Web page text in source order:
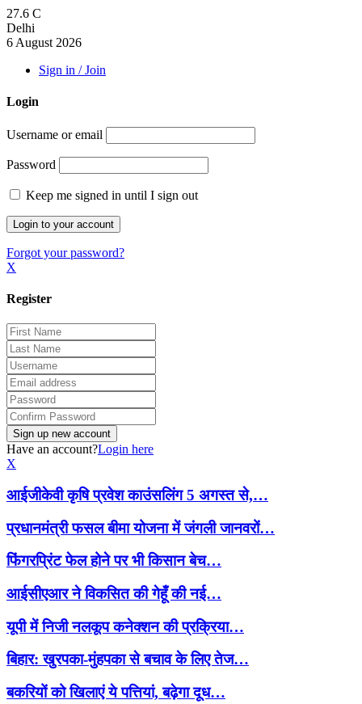
27.6 C
Delhi
6 August 2026
Sign in / Join
Login
Username or email
Password
Keep me signed in until I sign out
Forgot your password?
X
Register
Have an account?Login here
X
आईजीकेवी कृषि प्रवेश काउंसलिंग 5 अगस्त से,…
प्रधानमंत्री फसल बीमा योजना में जंगली जानवरों…
फिंगरप्रिंट फेल होने पर भी किसान बेच…
आईसीएआर ने विकसित की गेहूँ की नई…
यूपी में निजी नलकूप कनेक्शन की प्रक्रिया…
बिहार: खुरपका-मुंहपका से बचाव के लिए तेज…
बकरियों को खिलाएं ये पत्तियां, बढ़ेगा दूध…